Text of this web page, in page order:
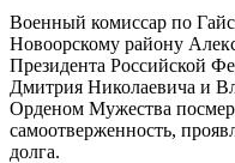
Военный комиссар по
Новоорскому району
Президента Российской
Дмитрия Николаевича и
Орденом Мужества
самоотверженность,
долга.